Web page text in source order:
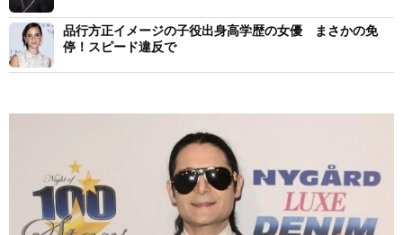
品行方正イメージの子役出身高学歴の女優 まさかの免
停！スピード違反で